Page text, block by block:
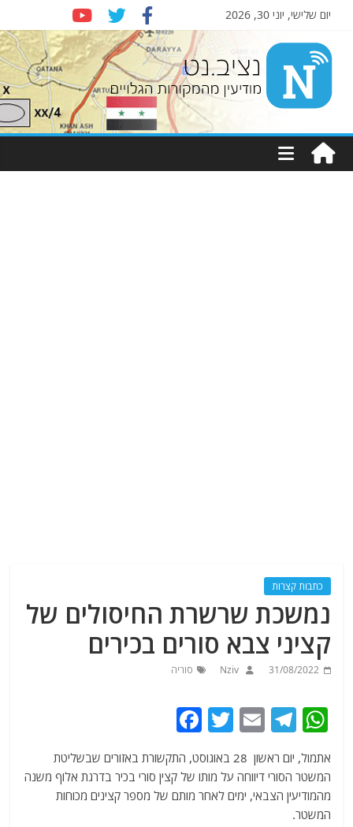
יום שלישי, יוני 30, 2026
Nziv.net
מודיעין
מהמקורות
כתבות קצרות
נמשכת שרשרת החיסולים של
קציני צבא סורים בכירים
31/08/2022
Nziv סוריה
W
h
at
s
T
e
g
E
ai
l
T
itt
er
c
e
אתמול, יום ראשון 28 באוגוסט, התקשורת באזורים שבשליטת
המשטר הסורי דיווחה על מותו של קצין סורי בכיר בדרגת אלוף משנה
מהמודיעין הצבאי, ימים לאחר מותם של מספר קצינים מכוחות
המשטר.